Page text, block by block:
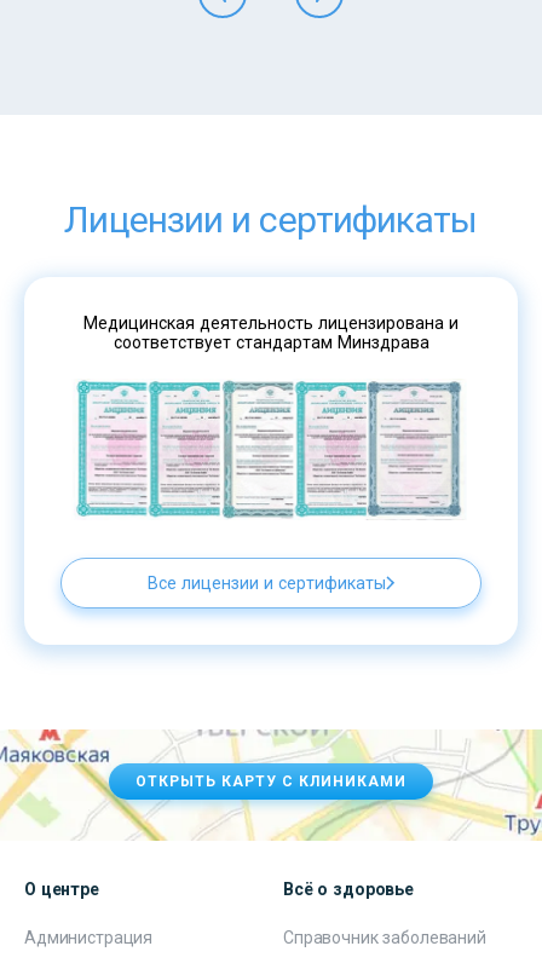
Лицензии и сертификаты
Медицинская деятельность лицензирована и
соответствует стандартам Минздрава
Все лицензии и сертификаты
ОТКРЫТЬ КАРТУ С КЛИНИКАМИ
О центре
Администрация
Всё о здоровье
Справочник заболеваний